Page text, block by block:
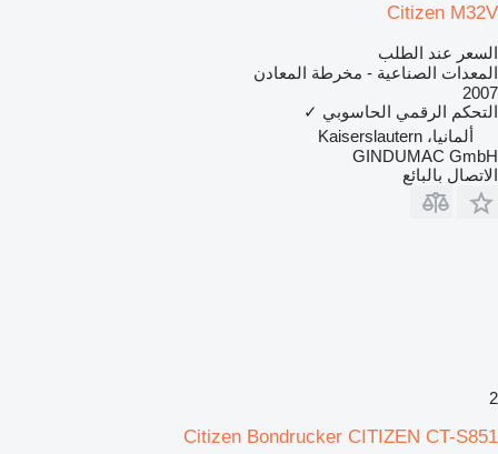
Citizen M32V
السعر عند الطلب
المعدات الصناعية - مخرطة المعادن
2007
التحكم الرقمي الحاسوبي ✓
ألمانيا، Kaiserslautern
GINDUMAC GmbH
الاتصال بالبائع
2
Citizen Bondrucker CITIZEN CT-S851